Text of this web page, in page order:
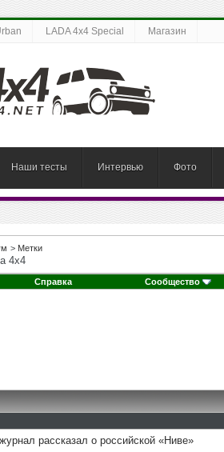
LADA 4x4 Special Магазин
Наши тесты Интервью Фото
> Метки
4х4
Справка Сообщество
рассказал о российской «Ниве»